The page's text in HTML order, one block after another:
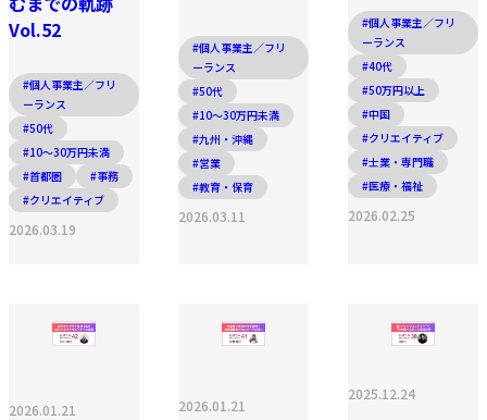
Vol.52
#個人事業主／フリ
ーランス
#50代
#10〜30万円未満
#首都圏
#事務
#クリエイティブ
2026.03.19
#個人事業主／フリ
ーランス
#50代
#10〜30万円未満
#九州・沖縄
#営業
#教育・保育
2026.03.11
#個人事業主／フリ
ーランス
#40代
#50万円以上
#中国
#クリエイティブ
#士業・専門職
#医療・福祉
2026.02.25
2026.01.21 2026.01.21
2025.12.24